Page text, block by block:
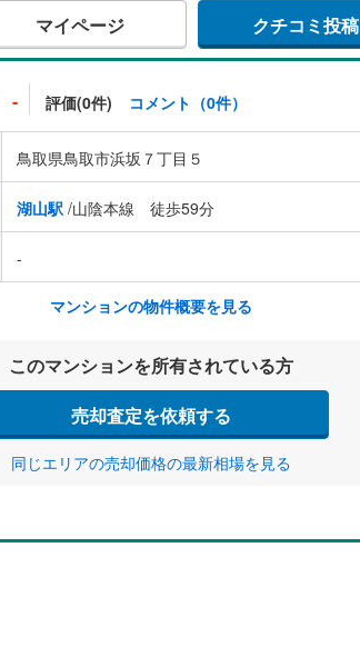
マイページ クチコミ投稿
- 評価(0件) コメント（0件）
鳥取県鳥取市浜坂７丁目５
湖山駅 /山陰本線 徒歩59分
-
マンションの物件概要を見る
このマンションを所有されている方
売却査定を依頼する
同じエリアの売却価格の最新相場を見る